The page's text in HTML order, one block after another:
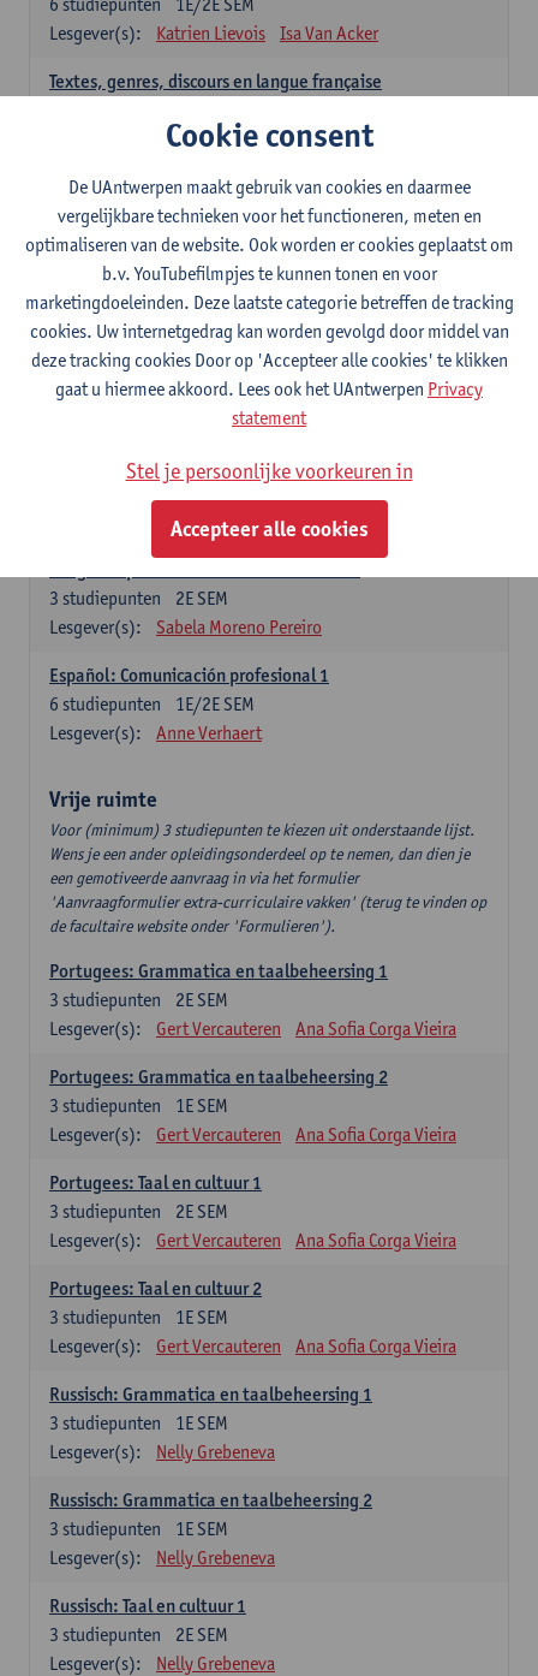
Lesgever(s):
Katrien Lievois Isa Van Acker
Textes, genres, discours en langue française
Kris Peeters
Spaans: verplichte opleidingsonderdelen
Gramática española 1
1E SEM
studiepunten
Lesgever(s):
Anne Verhaert
Gramática española 2
2E SEM
3studiepunten
Anne Verhaert
Lengua española: Destrezas básicas
Sabela Moreno Pereiro
2E SEM
3 studiepunten
Lesgever(s):
Sabela Moreno Pereiro
Español: Comunicación profesional 1
1E/2E SEM
6 studiepunten
Lesgever(s):
Anne Verhaert
Vrije ruimte
Voor (minimum) 3 studiepunten te kiezen uit onderstaande lijst.
Wens je een ander opleidingsonderdeel op te nemen, dan dien je
een gemotiveerde aanvraag in via het formulier
'Aanvraagformulier extra-curriculaire vakken' (terug te vinden op
de facultaire website onder 'Formulieren').
Portugees: Grammatica en taalbeheersing 1
2E SEM
3 studiepunten
Lesgever(s):
Gert Vercauteren Ana Sofia Corga Vieira
Portugees: Grammatica en taalbeheersing 2
1E SEM
3 studiepunten
Lesgever(s):
Gert Vercauteren Ana Sofia Corga Vieira
Portugees: Taal en cultuur 1
2E SEM
3 studiepunten
Lesgever(s):
Gert Vercauteren Ana Sofia Corga Vieira
Portugees: Taal en cultuur 2
1E SEM
3 studiepunten
Lesgever(s):
Gert Vercauteren Ana Sofia Corga Vieira
Russisch: Grammatica en taalbeheersing 1
1E SEM
3 studiepunten
Lesgever(s):
Nelly Grebeneva
Russisch: Grammatica en taalbeheersing 2
1E SEM
3 studiepunten
Lesgever(s):
Nelly Grebeneva
Russisch: Taal en cultuur 1
2E SEM
3 studiepunten
Lesgever(s):
Nelly Grebeneva
Cookie consent
De UAntwerpen maakt gebruik van cookies en daarmee
vergelijkbare technieken voor het functioneren, meten en
optimaliseren van de website. Ook worden er cookies geplaatst om
b.v. YouTubefilmpjes te kunnen tonen en voor
marketingdoeleinden. Deze laatste categorie betreffen de tracking
cookies. Uw internetgedrag kan worden gevolgd door middel van
deze tracking cookies Door op 'Accepteer alle cookies' te klikken
gaat u hiermee akkoord. Lees ook het UAntwerpen Privacy
statement
Stel je persoonlijke voorkeuren in
Accepteer alle cookies